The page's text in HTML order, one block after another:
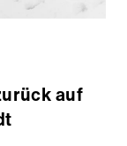
auf